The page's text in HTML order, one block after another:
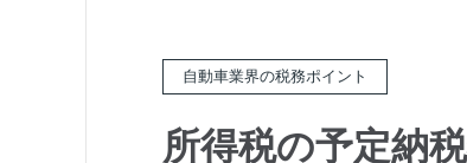
自動車業界の税務ポイント
所得税の予定納